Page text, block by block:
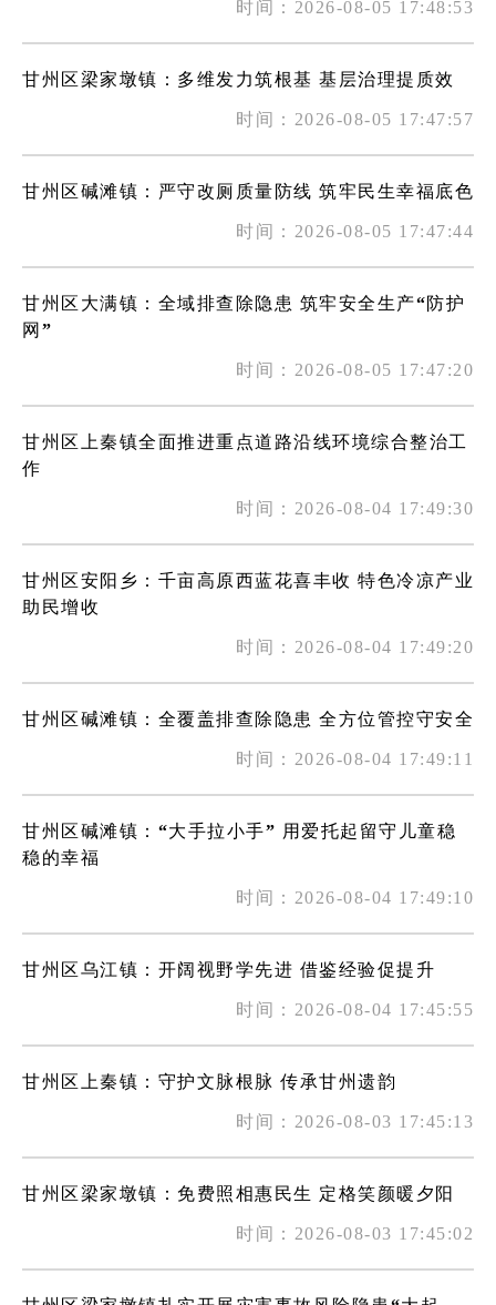
时间：2026-08-05 17:48:53
甘州区梁家墩镇：多维发力筑根基 基层治理提质效
时间：2026-08-05 17:47:57
甘州区碱滩镇：严守改厕质量防线 筑牢民生幸福底色
时间：2026-08-05 17:47:44
甘州区大满镇：全域排查除隐患 筑牢安全生产“防护
网”
时间：2026-08-05 17:47:20
甘州区上秦镇全面推进重点道路沿线环境综合整治工
作
时间：2026-08-04 17:49:30
甘州区安阳乡：千亩高原西蓝花喜丰收 特色冷凉产业
助民增收
时间：2026-08-04 17:49:20
甘州区碱滩镇：全覆盖排查除隐患 全方位管控守安全
时间：2026-08-04 17:49:11
甘州区碱滩镇：“大手拉小手” 用爱托起留守儿童稳
稳的幸福
时间：2026-08-04 17:49:10
甘州区乌江镇：开阔视野学先进 借鉴经验促提升
时间：2026-08-04 17:45:55
甘州区上秦镇：守护文脉根脉 传承甘州遗韵
时间：2026-08-03 17:45:13
甘州区梁家墩镇：免费照相惠民生 定格笑颜暖夕阳
时间：2026-08-03 17:45:02